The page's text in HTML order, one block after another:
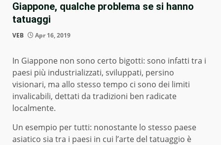
Giappone, qualche problema se si hanno
tatuaggi
VEB Apr 16, 2019
In Giappone non sono certo bigotti: sono infatti tra i
paesi più industrializzati, sviluppati, persino
visionari, ma allo stesso tempo ci sono dei limiti
invalicabili, dettati da tradizioni ben radicate
localmente.
Un esempio per tutti: nonostante lo stesso paese
asiatico sia tra i paesi in cui l’arte del tatuaggio è